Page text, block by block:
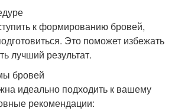
к формированию бровей,
Это поможет избежать
лучший результат.
бровей
идеально подходить к вашему
рекомендации: